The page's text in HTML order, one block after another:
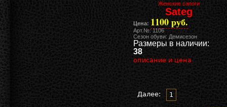
Женские сапоги
Sateg
Цена: 1100 руб.
Арт.№: 1106
Сезон обуви: Демисезон
Размеры в наличии:
38
описание и цена
Далее: 1